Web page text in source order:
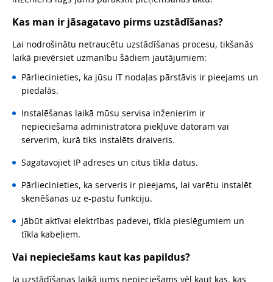
Kas man ir jāsagatavo pirms uzstādīšanas?
Lai nodrošinātu netraucētu uzstādīšanas procesu, tikšanās
laikā pievērsiet uzmanību šādiem jautājumiem:
Pārliecinieties, ka jūsu IT nodaļas pārstāvis ir pieejams un
piedalās.
Instalēšanas laikā mūsu servisa inženierim ir
nepieciešama administratora piekļuve datoram vai
serverim, kurā tiks instalēts draiveris.
Sagatavojiet IP adreses un citus tīkla datus.
Pārliecinieties, ka serveris ir pieejams, lai varētu instalēt
skenēšanas uz e-pastu funkciju.
Jābūt aktīvai elektrības padevei, tīkla pieslēgumiem un
tīkla kabeļiem.
Vai nepieciešams kaut kas papildus?
Ja uzstādīšanas laikā jums nepieciešams vēl kaut kas, kas